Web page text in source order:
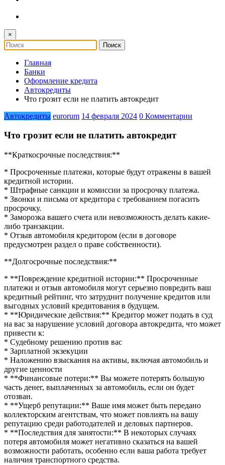
×
Главная
Банки
Оформление кредита
Автокредиты
Что грозит если не платить автокредит
Автокредиты eurorum 14 февраля 2024 0 Комментарии
Что грозит если не платить автокредит
**Краткосрочные последствия:**
* Просроченные платежи, которые будут отражены в вашей
кредитной истории.
* Штрафные санкции и комиссии за просрочку платежа.
* Звонки и письма от кредитора с требованием погасить
просрочку.
* Заморозка вашего счета или невозможность делать какие-
либо транзакции.
* Отзыв автомобиля кредитором (если в договоре
предусмотрен раздел о праве собственности).
**Долгосрочные последствия:**
* **Повреждение кредитной истории:** Просроченные
платежи и отзыв автомобиля могут серьезно повредить ваш
кредитный рейтинг, что затруднит получение кредитов или
выгодных условий кредитования в будущем.
* **Юридические действия:** Кредитор может подать в суд
на вас за нарушение условий договора автокредита, что может
привести к:
* Судебному решению против вас
* Зарплатной экзекуции
* Наложению взыскания на активы, включая автомобиль и
другие ценности
* **Финансовые потери:** Вы можете потерять большую
часть денег, выплаченных за автомобиль, если он будет
отозван.
* **Ущерб репутации:** Ваше имя может быть передано
коллекторским агентствам, что может повлиять на вашу
репутацию среди работодателей и деловых партнеров.
* **Последствия для занятости:** В некоторых случаях
потеря автомобиля может негативно сказаться на вашей
возможности работать, особенно если ваша работа требует
наличия транспортного средства.